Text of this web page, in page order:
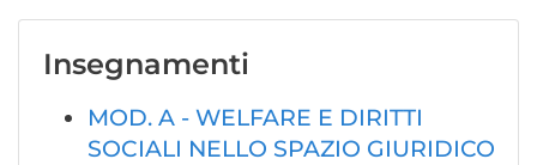
Insegnamenti
MOD. A - WELFARE E DIRITTI
SOCIALI NELLO SPAZIO GIURIDICO